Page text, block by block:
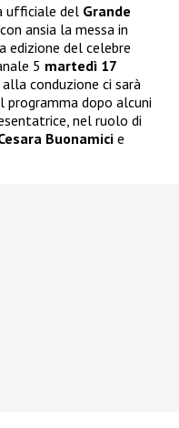
ufficiale del Grande
ansia la messa in
edizione del celebre
5 martedì 17
conduzione ci sarà
programma dopo alcuni
nel ruolo di
Buonamicie